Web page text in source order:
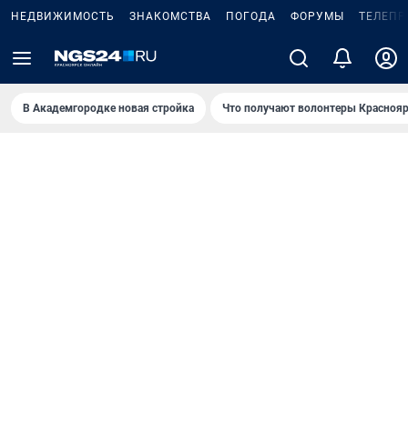
НЕДВИЖИМОСТЬ ЗНАКОМСТВА ПОГОДА ФОРУМЫ
В Академгородке новая стройка Что получают волонтеры